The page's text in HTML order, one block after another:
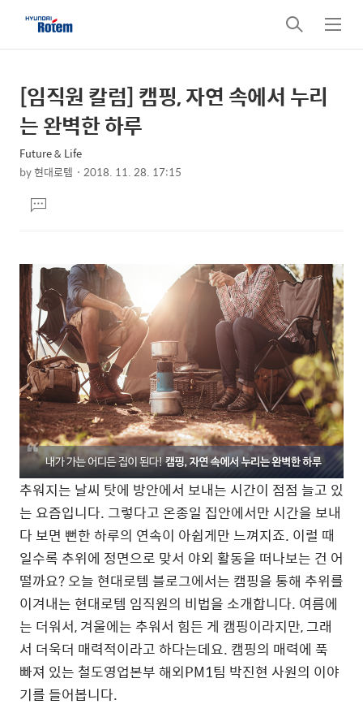
검
색
메
뉴
상
세
컨
텐
본
문
제
목
[임직원 칼럼] 캠핑, 자연 속에서 누리
는 완벽한 하루
Future & Life
by현대로템 2018. 11. 28. 17:15
문댓
글
추워지는 날씨 탓에 방안에서 보내는 시간이 점점 늘고 있
는 요즘입니다. 그렇다고 온종일 집안에서만 시간을 보내
다 보면 뻔한 하루의 연속이 아쉽게만 느껴지죠. 이럴 때
일수록 추위에 정면으로 맞서 야외 활동을 떠나보는 건 어
떨까요? 오늘 현대로템 블로그에서는 캠핑을 통해 추위를
이겨내는 현대로템 임직원의 비법을 소개합니다. 여름에
는 더워서, 겨울에는 추워서 힘든 게 캠핑이라지만, 그래
서 더욱더 매력적이라고 하다는데요. 캠핑의 매력에 푹
빠져 있는 철도영업본부 해외PM1팀 박진현 사원의 이야
기를 들어봅니다.